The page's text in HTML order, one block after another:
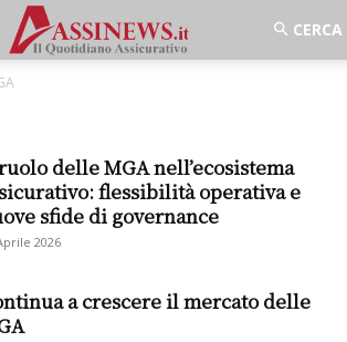
delle MGA nell’ecosistema
flessibilità operativa e
sfide di governance
2026
a crescere il mercato delle